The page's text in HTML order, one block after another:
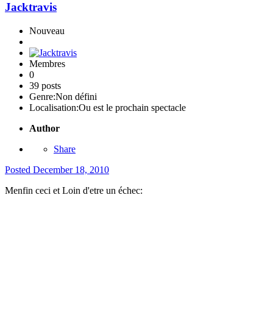
Jacktravis
Nouveau
Membres
0
39 posts
Genre:Non défini
Localisation:Ou est le prochain spectacle
Author
Share
Posted December 18, 2010
Menfin ceci et Loin d'etre un échec: